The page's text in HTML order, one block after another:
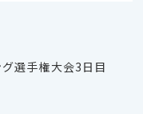
選手権大会3日目